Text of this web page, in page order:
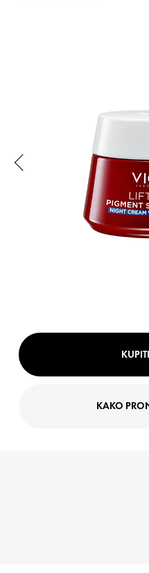
KAKO